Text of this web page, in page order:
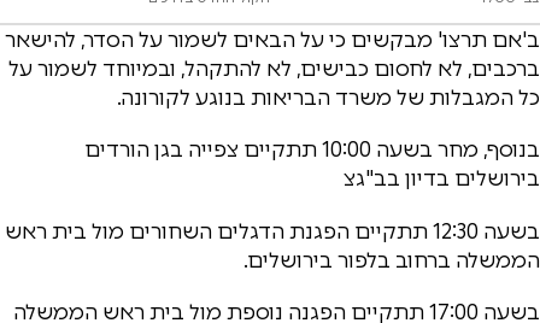
ב'אם תרצו' מבקשים כי על הבאים לשמור על הסדר, להישאר
ברכבים, לא לחסום כבישים, לא להתקהל, ובמיוחד לשמור על
כל המגבלות של משרד הבריאות בנוגע לקורונה.
בנוסף, מחר בשעה 10:00 תתקיים צפייה בגן הורדים
בירושלים בדיון בב"גצ
בשעה 12:30 תתקיים הפגנת הדגלים השחורים מול בית ראש
הממשלה ברחוב בלפור בירושלים.
בשעה 17:00 תתקיים הפגנה נוספת מול בית ראש הממשלה